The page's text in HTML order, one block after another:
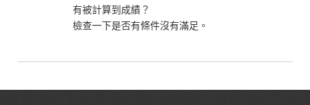
有被計算到成績？
檢查一下是否有條件沒有滿足。